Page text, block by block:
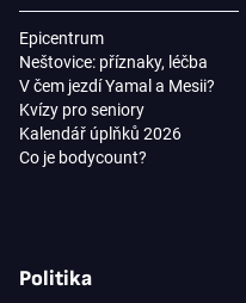
Epicentrum
Neštovice: příznaky, léčba
V čem jezdí Yamal a Mesii?
Kvízy pro seniory
Kalendář úplňků 2026
Co je bodycount?
Politika